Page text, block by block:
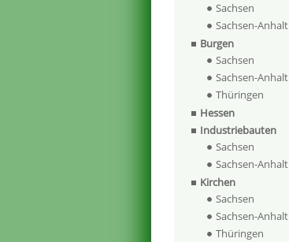
Sachsen
Sachsen-Anhalt
Burgen
Sachsen
Sachsen-Anhalt
Thüringen
Hessen
Industriebauten
Sachsen
Sachsen-Anhalt
Kirchen
Sachsen
Sachsen-Anhalt
Thüringen